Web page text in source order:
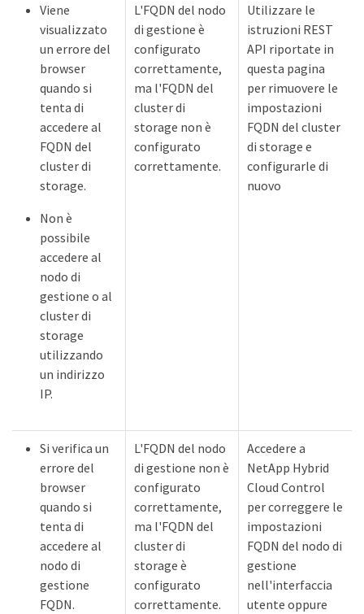
Viene
visualizzato
un errore del
browser
quando si
tenta di
accedere al
FQDN del
cluster di
storage.
Non è
possibile
accedere al
nodo di
gestione o al
cluster di
storage
utilizzando
un indirizzo
IP.
L'FQDN del nodo
di gestione è
configurato
correttamente,
ma l'FQDN del
cluster di
storage non è
configurato
correttamente.
Utilizzare le
istruzioni REST
API riportate in
questa pagina
per rimuovere le
impostazioni
FQDN del cluster
di storage e
configurarle di
nuovo
Si verifica un
errore del
browser
quando si
tenta di
accedere al
nodo di
gestione
FQDN.
L'FQDN del nodo
di gestione non è
configurato
correttamente,
ma l'FQDN del
cluster di
storage è
configurato
correttamente.
Accedere a
NetApp Hybrid
Cloud Control
per correggere le
impostazioni
FQDN del nodo di
gestione
nell'interfaccia
utente oppure